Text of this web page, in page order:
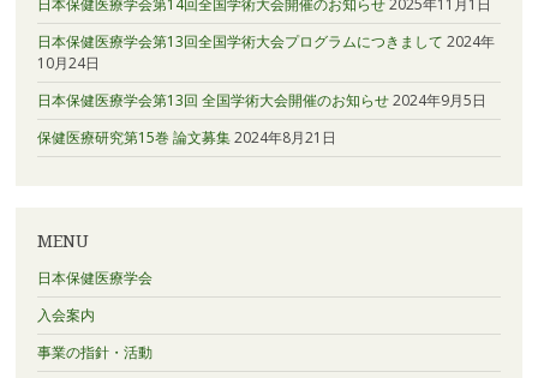
日本保健医療学会第14回全国学術大会開催のお知らせ2025年11月1日
日本保健医療学会第13回全国学術大会プログラムにつきまして 2024年
10月24日
日本保健医療学会第13回 全国学術大会開催のお知らせ2024年9月5日
保健医療研究第15巻 論文募集2024年8月21日
MENU
日本保健医療学会
入会案内
事業の指針・活動